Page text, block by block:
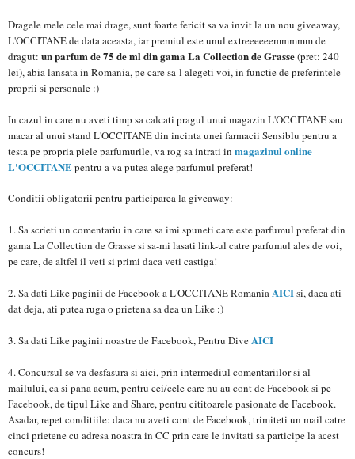
Dragele mele cele mai drage, sunt foarte fericit sa va invit la un nou giveaway,
L'OCCITANE de data aceasta, iar premiul este unul extreeeeeemmmmm de
dragut: un parfum de 75 de ml din gama La Collection de Grasse(pret: 240
lei), abia lansata in Romania, pe care sa-l alegeti voi, in functie de preferintele
proprii si personale :)
In cazul in care nu aveti timp sa calcati pragul unui magazin L'OCCITANE sau
macar al unui stand L'OCCITANE din incinta unei farmacii Sensiblu pentru a
testa pe propria piele parfumurile, va rog sa intrati in magazinul online
L'OCCITANEpentru a va putea alege parfumul preferat!
Conditii obligatorii pentru participarea la giveaway:
1. Sa scrieti un comentariu in care sa imi spuneti care este parfumul preferat din
gama La Collection de Grasse si sa-mi lasati link-ul catre parfumul ales de voi,
pe care, de altfel il veti si primi daca veti castiga!
2. Sa dati Like paginii de Facebook a L'OCCITANE Romania AICIsi, daca ati
dat deja, ati putea ruga o prietena sa dea un Like :)
3. Sa dati Like paginii noastre de Facebook, Pentru Dive AICI
4. Concursul se va desfasura si aici, prin intermediul comentariilor si al
mailului, ca si pana acum, pentru cei/cele care nu au cont de Facebook si pe
Facebook, de tipul Like and Share, pentru cititoarele pasionate de Facebook.
Asadar, repet conditiile: daca nu aveti cont de Facebook, trimiteti un mail catre
cinci prietene cu adresa noastra in CC prin care le invitati sa participe la acest
concurs!